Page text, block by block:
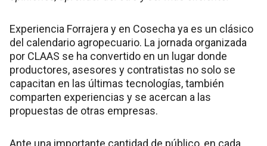
Experiencia Forrajera y en Cosecha ya es un clásico
del calendario agropecuario. La jornada organizada
por CLAAS se ha convertido en un lugar donde
productores, asesores y contratistas no solo se
capacitan en las últimas tecnologías, también
comparten experiencias y se acercan a las
propuestas de otras empresas.
Ante una importante cantidad de público, en cada